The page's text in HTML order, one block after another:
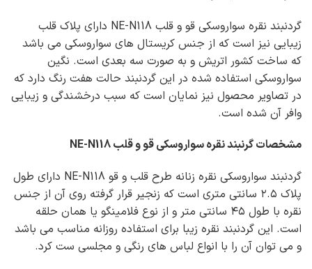
گردنبند نقره سواروسکی قو و قلب NE-N118 دارای پلاک قلب
زیبایی نیز است که از جنس کریستال های سواروسکی می باشد
که ساخت کشور اتریش و به صورت سه بعدی است. نگین
سواروسکی استفاده شده در این گردنبند حالت هفت رنگ دارد که
در تصاویر محصول نیز نمایان است که سبب درخشندگی و زیبایی
وافر آن شده است.
مشخصات گرنبند نقره سواروسکی قو و قلب NE-N118
گردنبند سواروسکی نقره زنانه طرح قلب و قو NE-N118 دارای طول
پلاک ۲.۵ سانتی متری است که زنجیر قرار گرفته روی آن از جنس
نقره با طول ۴۵ سانتی متر و از نوع فلامینگو یا همان حلقه
است. این گردنبند نقره زیبا برای استفاده روزانه مناسب می باشد
و می توان آن را با انواع لباس های رنگی و مجلسی ست کرد.